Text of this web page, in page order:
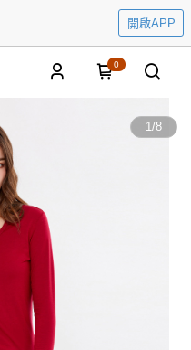
開啟APP
0
1/8